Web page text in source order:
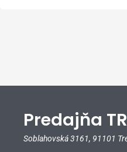
Predajňa
Soblahovská 3161, 91101